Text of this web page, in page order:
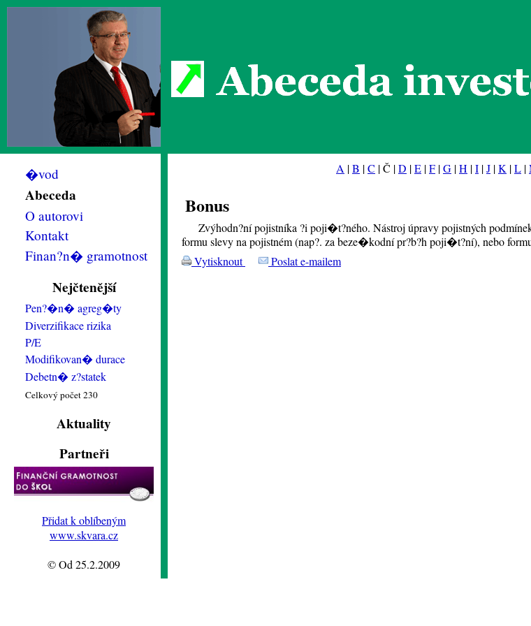
Abeceda
�vod
Abeceda
O autorovi
Kontakt
Finan?n� gramotnost
Nejčtenější
Pen?�n� agreg�ty
Diverzifikace rizika
P/E
Modifikovan� durace
Debetn� z?statek
Celkový počet 230
Aktuality
Partneři
Přidat k oblíbeným
www.skvara.cz
© Od 25.2.2009
A |B |C | Č |D |E |F |G |H |I |J |K |L |
Bonus
Zvýhodn?ní pojistníka ?i poji�t?ného. Nástroj úpravy pojistných
formu slevy na pojistném (nap?. za beze�kodní pr?b?h poji�t?ní), nebo
Vytisknout
Poslat e-mailem